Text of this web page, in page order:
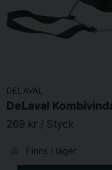
DELAVAL
269 kr / Styck
Finns i lager